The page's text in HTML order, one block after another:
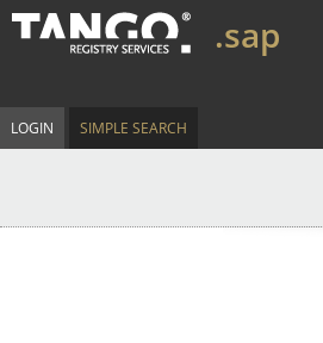
.sap
LOGIN SIMPLE SEARCH